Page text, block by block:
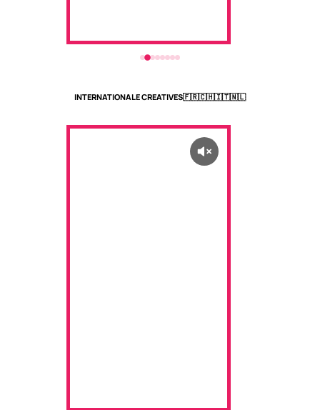
INTERNATIONALE CREATIVES🇫🇷🇨🇭🇮🇹🇳🇱